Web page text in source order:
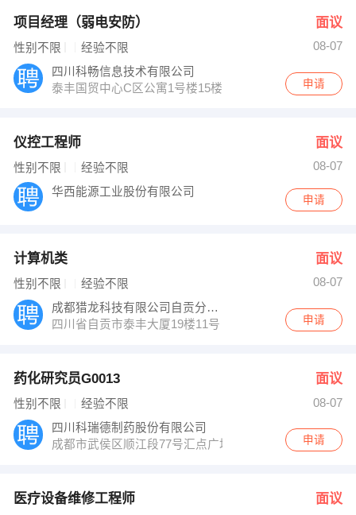
项目经理（弱电安防） 面议
性别不限 经验不限
08-07
四川科畅信息技术有限公司
泰丰国贸中心C区公寓1号楼15楼
申请
仪控工程师 面议
性别不限 经验不限
08-07
华西能源工业股份有限公司
申请
计算机类 面议
性别不限 经验不限
08-07
成都猎龙科技有限公司自贡分公司
四川省自贡市泰丰大厦19楼11号
申请
药化研究员G0013 面议
性别不限 经验不限
08-07
四川科瑞德制药股份有限公司
成都市武侯区顺江段77号汇点广场3座15层
申请
医疗设备维修工程师 面议